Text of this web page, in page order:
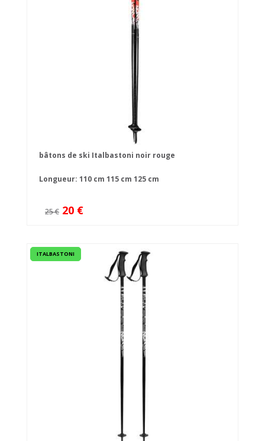
bâtons de ski Italbastoni noir rouge
Longueur: 110 cm 115 cm 125 cm
25 € 20 €
ITALBASTONI